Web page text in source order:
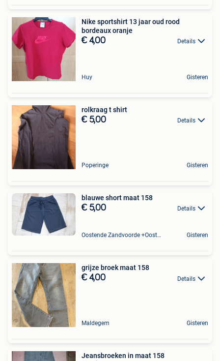
Nike sportshirt 13 jaar oud rood
bordeaux oranje
€ 4,00 Details
Huy Gisteren
rolkraag t shirt
€ 5,00 Details
Poperinge Gisteren
blauwe short maat 158
€ 5,00 Details
Oostende Zandvoorde +Oostende Gisteren
grijze broek maat 158
€ 4,00 Details
Maldegem Gisteren
Jeansbroeken in maat 158